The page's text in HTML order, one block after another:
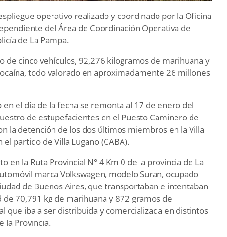
operativo realizado y coordinado por la Oficina
del Área de Coordinación Operativa de
de La Pampa.
de cinco vehículos, 92,276 kilogramos de marihuana y
todo valorado en aproximadamente 26 millones
el día de la fecha se remonta al 17 de enero del
de estupefacientes en el Puesto Caminero de
la detención de los dos últimos miembros en la Villa
el partido de Villa Lugano (CABA).
en la Ruta Provincial N° 4 Km 0 de la provincia de La
marca Volkswagen, modelo Suran, ocupado
de Buenos Aires, que transportaban e intentaban
de 70,791 kg de marihuana y 872 gramos de
que iba a ser distribuida y comercializada en distintos
la Provincia.